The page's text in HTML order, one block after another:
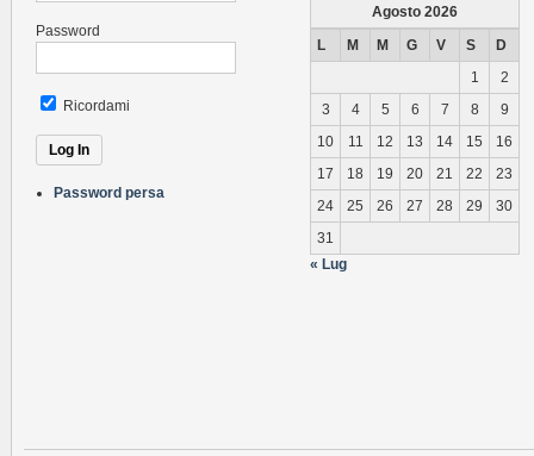
Password
Ricordami
Password persa
Agosto 2026
L
M M G V S
D
1
2
3
4 5 6 7 8
9
10
11 12 13 14 15
16
17
18 19 20 21 22
23
24
25 26 27 28 29
30
31
« Lug